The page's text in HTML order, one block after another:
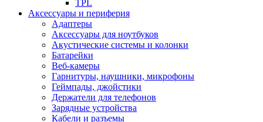
TPL
Аксессуары и периферия
Адаптеры
Аксессуары для ноутбуков
Акустические системы и колонки
Батарейки
Веб-камеры
Гарнитуры, наушники, микрофоны
Геймпады, джойстики
Держатели для телефонов
Зарядные устройства
Кабели и разъемы